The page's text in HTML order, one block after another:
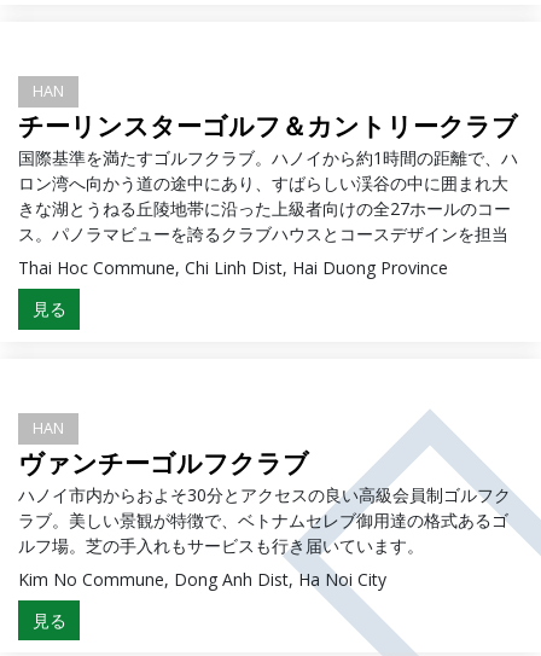
HAN
チーリンスターゴルフ＆カントリークラブ
国際基準を満たすゴルフクラブ。ハノイから約1時間の距離で、ハ
ロン湾へ向かう道の途中にあり、すばらしい渓谷の中に囲まれ大
きな湖とうねる丘陵地帯に沿った上級者向けの全27ホールのコー
ス。パノラマビューを誇るクラブハウスとコースデザインを担当
したのはベトナムでの数々のゴルフ場設計で知られるオーストラ
リアの会社で、施設内には宿泊施設や、ゴルフアカデミー、ゴル
フ・スクール、レストランなども入っている。 プロフェッショナ
ルなスタッフによるサービスが素晴らしい。
Thai Hoc Commune, Chi Linh Dist, Hai Duong Province
見る
HAN
ヴァンチーゴルフクラブ
ハノイ市内からおよそ30分とアクセスの良い高級会員制ゴルフク
ラブ。美しい景観が特徴で、ベトナムセレブ御用達の格式あるゴ
ルフ場。芝の手入れもサービスも行き届いています。
Kim No Commune, Dong Anh Dist, Ha Noi City
見る